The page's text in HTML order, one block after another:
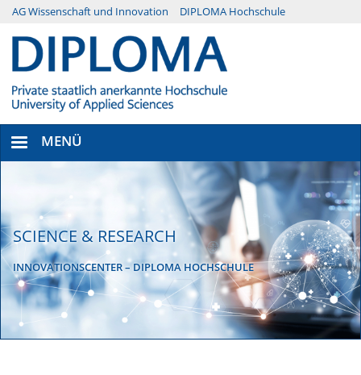
Direkt
Inhalt
Secondary
AG Wissenschaft und Innovation DIPLOMA Hochschule
MENÜ
SCIENCE & RESEARCH
INNOVATIONSCENTER – DIPLOMA HOCHSCHULE